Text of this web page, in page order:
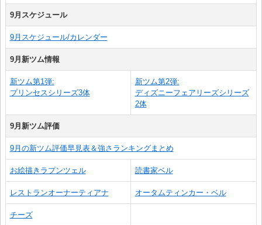
9月スケジュール
9月スケジュール/カレンダー
9月新ツム情報
新ツム第1弾:
プリンセスシリーズ3体
新ツム第2弾:
ディズニーフェアリーズシリーズ
2体
9月新ツム評価
9月の新ツム評価早見表＆強さランキングまとめ
お絵描きラプンツェル 読書家ベル
レストランオーナーティアナ オータムティンカー・ベル
チーズ